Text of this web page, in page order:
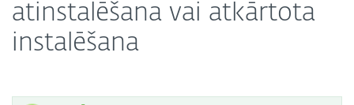
atinstalēšana vai atkārtota
instalēšana